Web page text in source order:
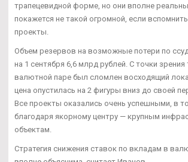
трапецевидной форме, но они вполне
покажется не такой огромной, если
проекты.
Объем резервов на возможные потери по
на 1 сентября 6,6 млрд рублей. С точки зрения
валютной паре был сломлен восходящий
цена опустилась на 2 фигуры вниз до своей
Все проекты оказались очень успешными, в
благодаря якорному центру — крупным
объектам.
Стратегия снижения ставок по вкладам в